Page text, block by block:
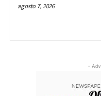
agosto 7, 2026
-